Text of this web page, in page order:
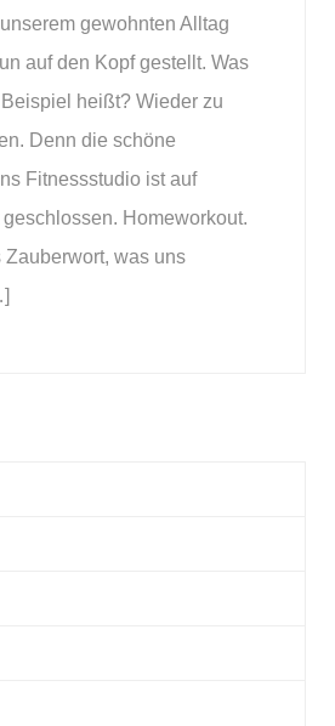
gewohnten Alltag
auf den Kopf gestellt. Was
heißt? Wieder zu
Denn die schöne
Fitnessstudio ist auf
Homeworkout.
was uns